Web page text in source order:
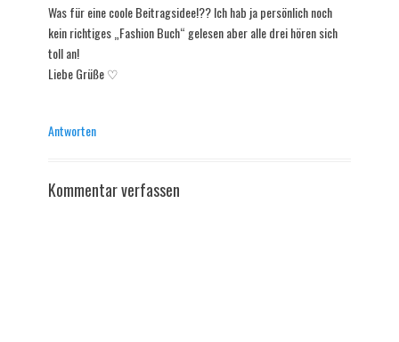
Was für eine coole Beitragsidee!?? Ich hab ja persönlich noch
kein richtiges „Fashion Buch“ gelesen aber alle drei hören sich
toll an!
Liebe Grüße ♡
Antworten
Kommentar verfassen